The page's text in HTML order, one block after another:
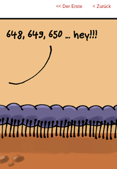
<< Der Erste < Zurück